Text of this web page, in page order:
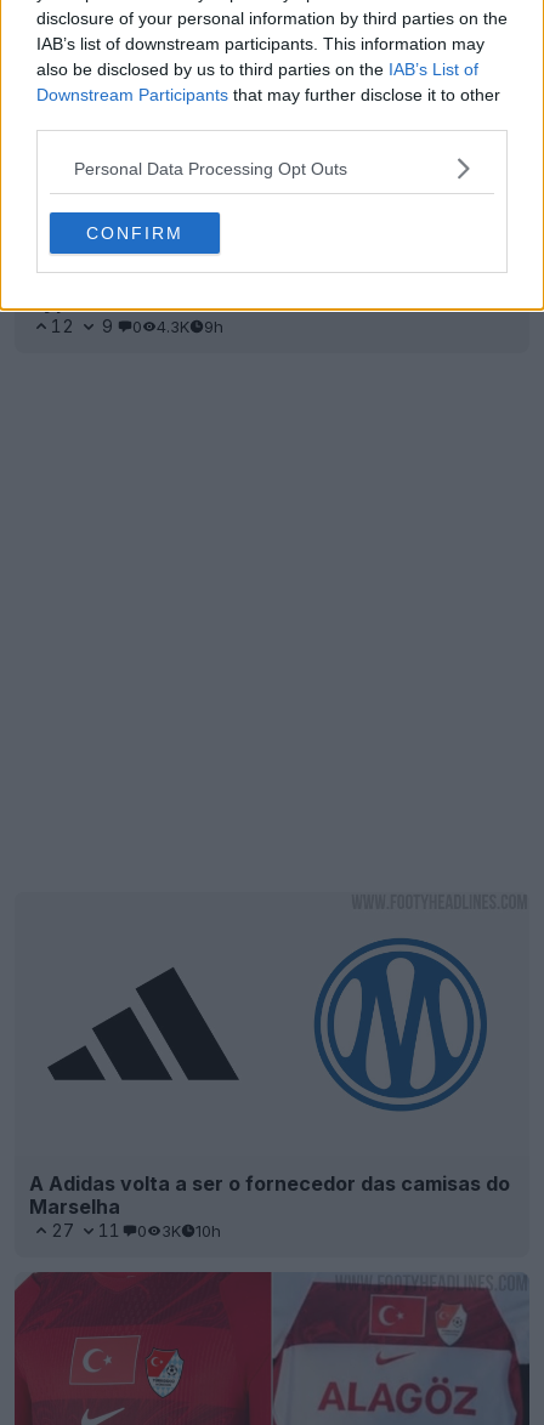
disclosure of your personal information by third parties on the
IAB’s list of downstream participants. This information may
also be disclosed by us to third parties on the IAB’s List of
Downstream Participants that may further disclose it to other
Personal Data Processing Opt Outs
CONFIRM
A Nike vai trazer de volta as chuteiras
Hypervenom em 2027
12 9 0 4.3K 9h
A Adidas volta a ser o fornecedor das camisas do
Marselha
27 11 0 3K 10h